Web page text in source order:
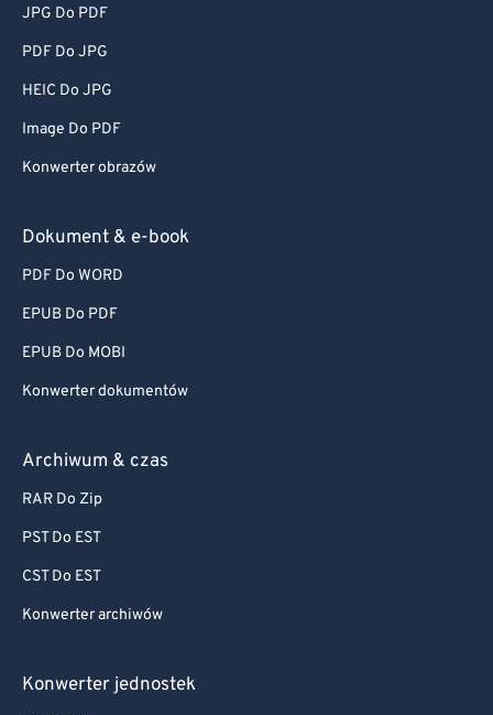
JPG Do PDF
PDF Do JPG
HEIC Do JPG
Image Do PDF
Konwerter obrazów
Dokument & e-book
PDF Do WORD
EPUB Do PDF
EPUB Do MOBI
Konwerter dokumentów
Archiwum & czas
RAR Do Zip
PST Do EST
CST Do EST
Konwerter archiwów
Konwerter jednostek